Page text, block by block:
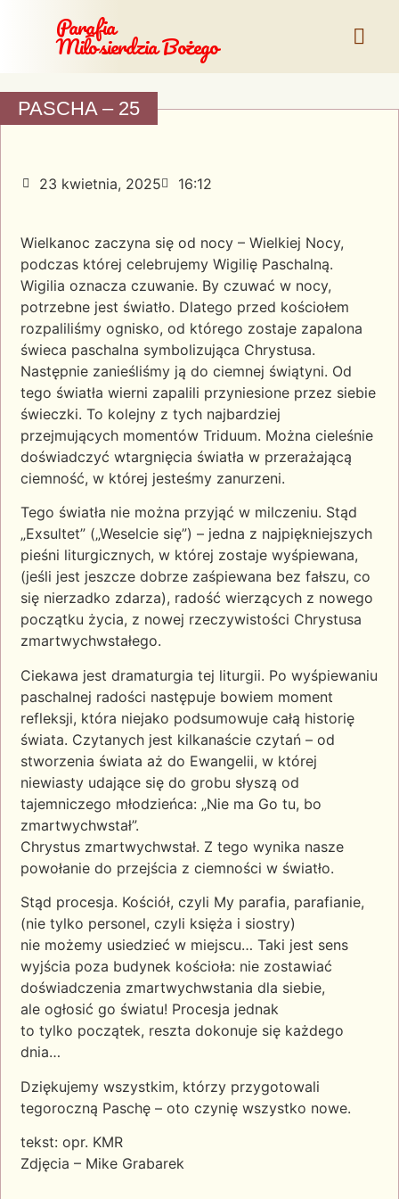
Parafia
Miłosierdzia Bożego
PASCHA – 25
23 kwietnia, 2025 16:12
Wielkanoc zaczyna się od nocy – Wielkiej Nocy,
podczas której celebrujemy Wigilię Paschalną.
Wigilia oznacza czuwanie. By czuwać w nocy,
potrzebne jest światło. Dlatego przed kościołem
rozpaliliśmy ognisko, od którego zostaje zapalona
świeca paschalna symbolizująca Chrystusa.
Następnie zanieśliśmy ją do ciemnej świątyni. Od
tego światła wierni zapalili przyniesione przez siebie
świeczki. To kolejny z tych najbardziej
przejmujących momentów Triduum. Można cieleśnie
doświadczyć wtargnięcia światła w przerażającą
ciemność, w której jesteśmy zanurzeni.
Tego światła nie można przyjąć w milczeniu. Stąd
„Exsultet” („Weselcie się”) – jedna z najpiękniejszych
pieśni liturgicznych, w której zostaje wyśpiewana,
(jeśli jest jeszcze dobrze zaśpiewana bez fałszu, co
się nierzadko zdarza), radość wierzących z nowego
początku życia, z nowej rzeczywistości Chrystusa
zmartwychwstałego.
Ciekawa jest dramaturgia tej liturgii. Po wyśpiewaniu
paschalnej radości następuje bowiem moment
refleksji, która niejako podsumowuje całą historię
świata. Czytanych jest kilkanaście czytań – od
stworzenia świata aż do Ewangelii, w której
niewiasty udające się do grobu słyszą od
tajemniczego młodzieńca: „Nie ma Go tu, bo
zmartwychwstał”.
Chrystus zmartwychwstał. Z tego wynika nasze
powołanie do przejścia z ciemności w światło.
Stąd procesja. Kościół, czyli My parafia, parafianie,
(nie tylko personel, czyli księża i siostry)
nie możemy usiedzieć w miejscu… Taki jest sens
wyjścia poza budynek kościoła: nie zostawiać
doświadczenia zmartwychwstania dla siebie,
ale ogłosić go światu! Procesja jednak
to tylko początek, reszta dokonuje się każdego
dnia…
Dziękujemy wszystkim, którzy przygotowali
tegoroczną Paschę – oto czynię wszystko nowe.
tekst: opr. KMR
Zdjęcia – Mike Grabarek